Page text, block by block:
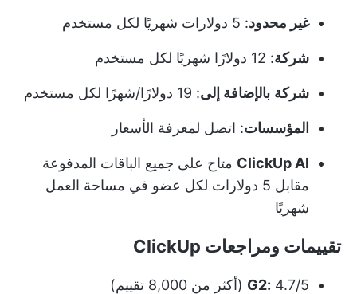
غير محدود: 5 دولارات شهريًا لكل مستخدم
شركة: 12 دولارًا شهريًا لكل مستخدم
شركة بالإضافة إلى: 19 دولارًا/شهرًا لكل مستخدم
المؤسسات: اتصل لمعرفة الأسعار
ClickUp AI متاح على جميع الباقات المدفوعة
مقابل 5 دولارات لكل عضو في مساحة العمل
شهريًا
تقييمات ومراجعات ClickUp
G2: 4.7/5 (أكثر من 8,000 تقييم)